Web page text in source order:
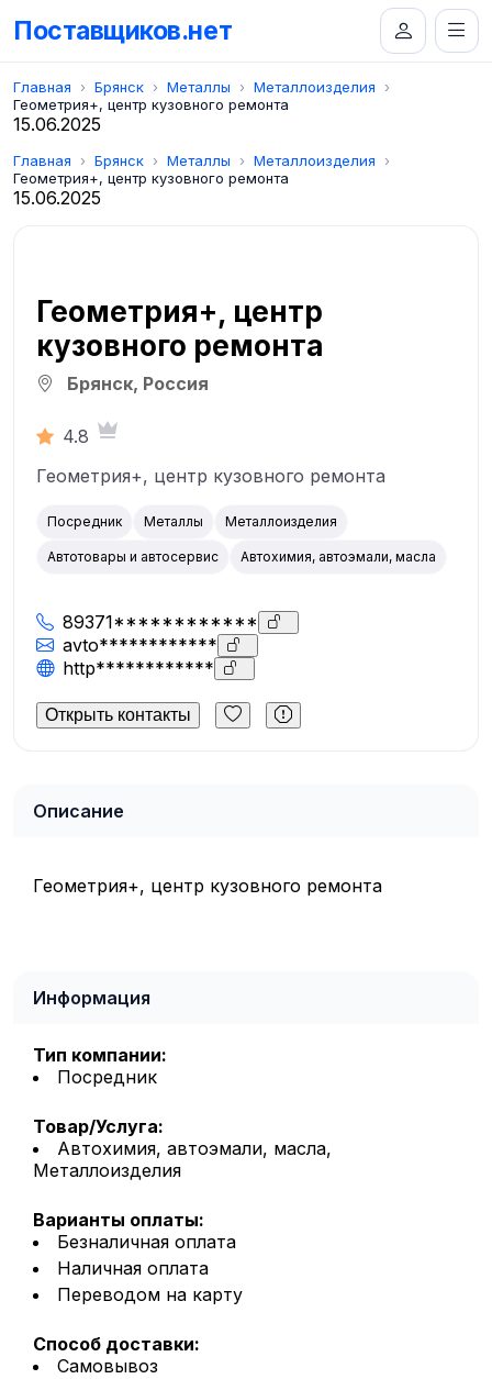
Поставщиков.нет
Главная Брянск Металлы
Металлоизделия
Геометрия+, центр кузовного ремонта
15.06.2025
Главная Брянск Металлы
Металлоизделия
Геометрия+, центр кузовного ремонта
15.06.2025
Геометрия+, центр
кузовного ремонта
Брянск, Россия
4.8
Геометрия+, центр кузовного ремонта
Посредник Металлы Металлоизделия
Автотовары и автосервис Автохимия, автоэмали, масла
89371************
avto************
http************
Открыть контакты
Описание
Геометрия+, центр кузовного ремонта
Информация
Тип компании:
Посредник
Товар/Услуга:
Автохимия, автоэмали, масла,
Металлоизделия
Варианты оплаты:
Безналичная оплата
Наличная оплата
Переводом на карту
Способ доставки:
Самовывоз